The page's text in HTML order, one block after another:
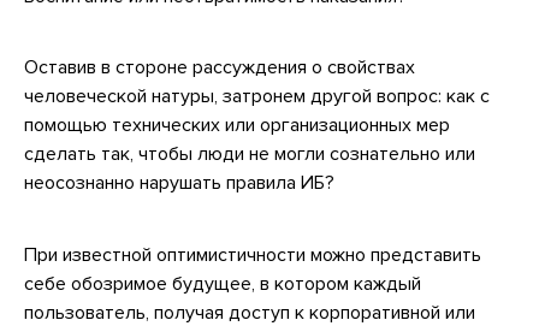
Оставив в стороне рассуждения о свойствах
человеческой натуры, затронем другой вопрос: как с
помощью технических или организационных мер
сделать так, чтобы люди не могли сознательно или
неосознанно нарушать правила ИБ?
При известной оптимистичности можно представить
себе обозримое будущее, в котором каждый
пользователь, получая доступ к корпоративной или